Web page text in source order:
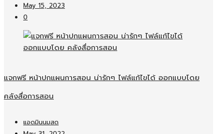
May 15, 2023
0
แจกฟรี หน้าปกแผนการสอน น่ารักๆ ไฟล์แก้ไขได้ ออกแบบโดย
คลังสื่อการสอน
แอดมินนมสด